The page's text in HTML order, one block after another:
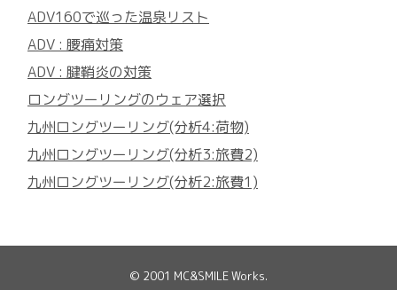
ADV160で巡った温泉リスト
ADV : 腰痛対策
ADV : 腱鞘炎の対策
ロングツーリングのウェア選択
九州ロングツーリング(分析4:荷物)
九州ロングツーリング(分析3:旅費2)
九州ロングツーリング(分析2:旅費1)
© 2001 MC&SMILE Works.